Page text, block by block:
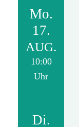
Mo.
17.
AUG.
10:00
Uhr
Di.